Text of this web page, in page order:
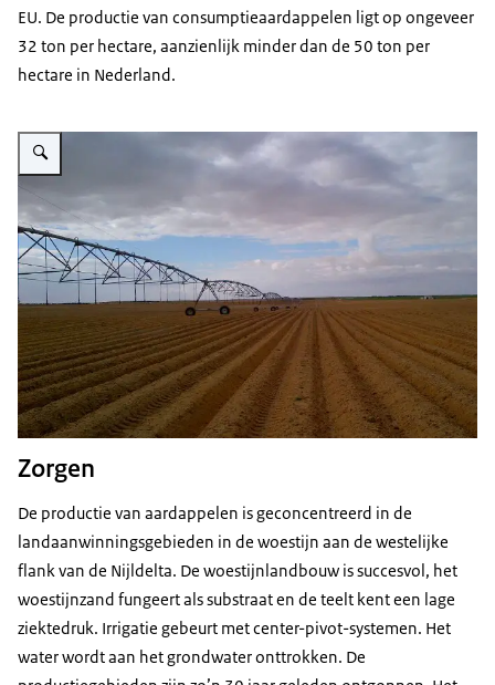
EU. De productie van consumptieaardappelen ligt op ongeveer
32 ton per hectare, aanzienlijk minder dan de 50 ton per
hectare in Nederland.
Vergroot afbeelding Aardappelketen
Zorgen
De productie van aardappelen is geconcentreerd in de
landaanwinningsgebieden in de woestijn aan de westelijke
flank van de Nijldelta. De woestijnlandbouw is succesvol, het
woestijnzand fungeert als substraat en de teelt kent een lage
ziektedruk. Irrigatie gebeurt met center-pivot-systemen. Het
water wordt aan het grondwater onttrokken. De